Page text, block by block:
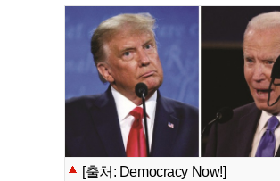
[출처: Democracy Now!]